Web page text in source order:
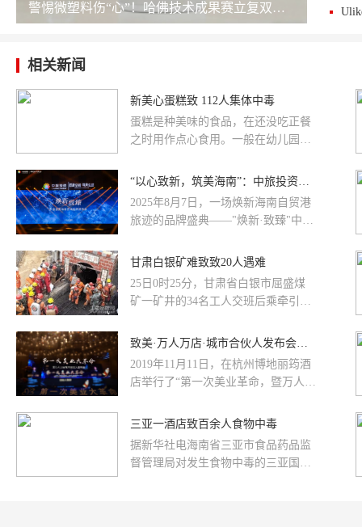
警惕微塑料伤“心”！哈佛技术成果赛立复双还原辅酶护航心脑血管
相关新闻
新美心蛋糕致 112人集体中毒
蛋糕是种美味的食品，在还没吃正餐
之时用作点心食用。一般在幼儿园的
波一公司96名员工及16名幼儿园小
​“以心致新，筑美海南”：中旅投资的区域深耕宣言
2025年8月7日，一场焕新海南自贸港
旅迹的品牌盛典——"焕新·致臻"中旅
中圆满落幕。这场沉浸式品牌盛会，
地产行业品牌活动新纪录。
甘肃白银矿难致致20人遇难
25日0时25分，甘肃省白银市屈盛煤
矿一矿井的34名工人交班后乘牵引人
井口80余米时，牵车的钢丝绳突然...
致美·万人万店·城市合伙人发布会及签约仪式
2019年11月11日，在杭州博地丽筠酒
店举行了“第一次美业革命，暨万人万
会。出席本次会议的有大兵商学院创
长曹鑫、如花纹绣国际商学院校长杨
华青（花姐）、致美合伙人姜瑜、活
三亚一酒店致百余人食物中毒
据新华社电海南省三亚市食品药品监
督管理局对发生食物中毒的三亚国光